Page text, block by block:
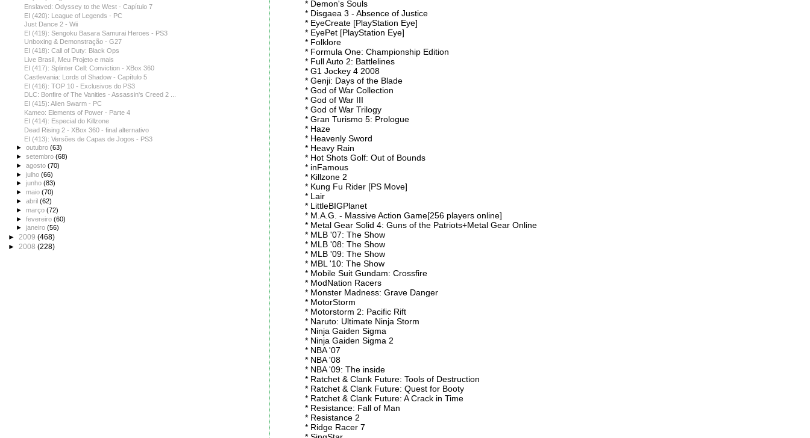
* Demon's Souls
* Disgaea 3 - Absence of Justice
* EyeCreate [PlayStation Eye]
* EyePet [PlayStation Eye]
* Folklore
* Formula One: Championship Edition
* Full Auto 2: Battlelines
* G1 Jockey 4 2008
* Genji: Days of the Blade
* God of War Collection
* God of War III
* God of War Trilogy
* Gran Turismo 5: Prologue
* Haze
* Heavenly Sword
* Heavy Rain
* Hot Shots Golf: Out of Bounds
* inFamous
* Killzone 2
* Kung Fu Rider [PS Move]
* Lair
* LittleBIGPlanet
* M.A.G. - Massive Action Game[256 players online]
* Metal Gear Solid 4: Guns of the Patriots+Metal Gear Online
* MLB '07: The Show
* MLB '08: The Show
* MLB '09: The Show
* MBL '10: The Show
* Mobile Suit Gundam: Crossfire
* ModNation Racers
* Monster Madness: Grave Danger
* MotorStorm
* Motorstorm 2: Pacific Rift
* Naruto: Ultimate Ninja Storm
* Ninja Gaiden Sigma
* Ninja Gaiden Sigma 2
* NBA '07
* NBA '08
* NBA '09: The inside
* Ratchet & Clank Future: Tools of Destruction
* Ratchet & Clank Future: Quest for Booty
* Ratchet & Clank Future: A Crack in Time
* Resistance: Fall of Man
* Resistance 2
* Ridge Racer 7
Enslaved: Odyssey to the West - Capítulo 7
EI (420): League of Legends - PC
Just Dance 2 - Wii
EI (419): Sengoku Basara Samurai Heroes - PS3
Unboxing & Demonstração - G27
EI (418): Call of Duty: Black Ops
Live Brasil, Meu Projeto e mais
EI (417): Splinter Cell: Conviction - XBox 360
Castlevania: Lords of Shadow - Capítulo 5
EI (416): TOP 10 - Exclusivos do PS3
DLC: Bonfire of The Vanities - Assassin's Creed 2 ...
EI (415): Alien Swarm - PC
Kameo: Elements of Power - Parte 4
EI (414): Especial do Killzone
Dead Rising 2 - XBox 360 - final alternativo
EI (413): Versões de Capas de Jogos - PS3
►outubro(63)
►setembro(68)
►agosto(70)
►julho(66)
►junho(83)
►maio(70)
►abril(62)
►março(72)
►fevereiro(60)
►janeiro(56)
► 2009 (468)
► 2008 (228)